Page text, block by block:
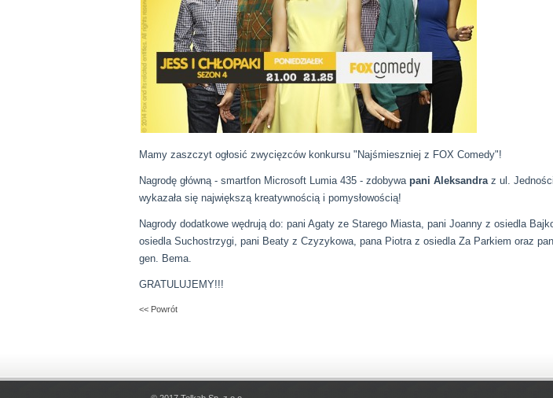
Mamy zaszczyt ogłosić zwycięzców konkursu "Najśmieszniej z FOX Comedy"!
Nagrodę główną - smartfon Microsoft Lumia 435 - zdobywa pani Aleksandra z ul.
wykazała się największą kreatywnością i pomysłowością!
Nagrody dodatkowe wędrują do: pani Agaty ze Starego Miasta, pani Joanny z osiedla
osiedla Suchostrzygi, pani Beaty z Czyzykowa, pana Piotra z osiedla Za Parkiem oraz
gen. Bema.
GRATULUJEMY!!!
<< Powrót